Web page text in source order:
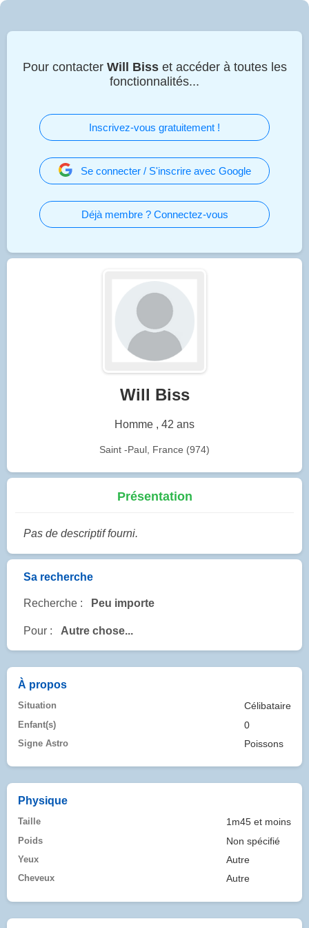
Pour contacter Will Bisset accéder à toutes les
fonctionnalités...
Inscrivez-vous gratuitement !
Se connecter / S'inscrire avec Google
Déjà membre ? Connectez-vous
Will Biss
Homme , 42 ans
Saint -Paul, France (974)
Présentation
Pas de descriptif fourni.
Sa recherche
Recherche : Peu importe
Pour : Autre chose...
À propos
Situation Célibataire
Enfant(s) 0
Signe Astro Poissons
Physique
Taille 1m45 et moins
Poids Non spécifié
Yeux Autre
Cheveux Autre